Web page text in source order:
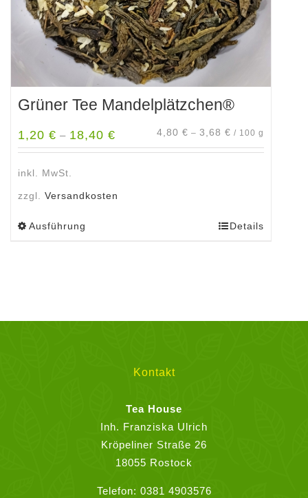
gewählt
werden
Grüner Tee Mandelplätzchen®
1,20 € – 18,40 € 4,80 € – 3,68 € / 100 g
inkl. MwSt.
zzgl. Versandkosten
Ausführung
Produktseite
gewählt
werden
Details
Kontakt
Tea House
Inh. Franziska Ulrich
Kröpeliner Straße 26
18055 Rostock
Telefon: 0381 4903576